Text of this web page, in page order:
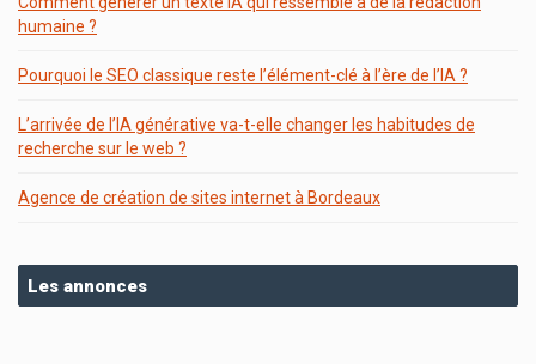
humaine ?
Pourquoi le SEO classique reste l’élément-clé à l’ère de l’IA ?
L’arrivée de l’IA générative va-t-elle changer les habitudes de
recherche sur le web ?
Agence de création de sites internet à Bordeaux
Les annonces